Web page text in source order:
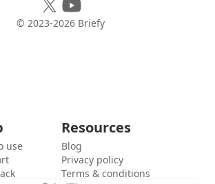
© 2023-2026 Briefy
use
Resources
Blog
Privacy policy
Terms & conditions